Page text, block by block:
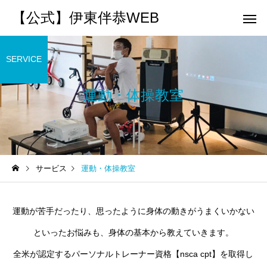
【公式】伊東伴恭WEB
トレーナーとして 個別トレー
出張 講演 セミナー 運動・体
パーソナルトレーニ
ング
キックボクシングで本当に
が消費カロリーと週の回数
で答えます
パーソナルトレーニ
パーソナルトレーナー
認ポイントを元日本王
解説
運動・体操教室
SERVICE
サービス 運動・体操教室
運動が苦手だったり、思ったように身体の動きがうまくいかない
といったお悩みも、身体の基本から教えていきます。
全米が認定するパーソナルトレーナー資格【nsca cpt】を取得し